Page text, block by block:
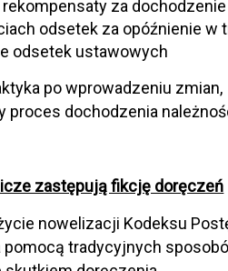
za
odsetek za opóźnienie w
odsetek ustawowych
po wprowadzeniu
proces dochodzenia
zastępują fikcję doręczeń
nowelizacji Kodeksu
tradycyjnych